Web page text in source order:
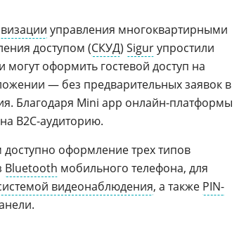
управления многоквартирными
доступом (СКУД) Sigurупростили
оформить гостевой доступ на
— без предварительных заявок в
Благодаря Mini app онлайн-платформы
B2C-аудиторию.
оформление трех типов
Bluetooth мобильного телефона, для
видеонаблюдения, а также PIN-